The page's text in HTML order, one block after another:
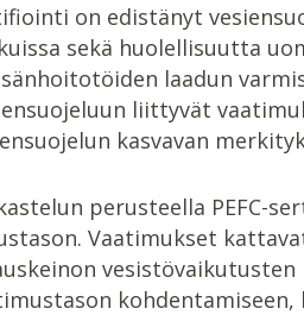
on edistänyt
sekä huolellisuutta
laadun
liittyvät
kasvavan
perusteella PEFC-
Vaatimukset